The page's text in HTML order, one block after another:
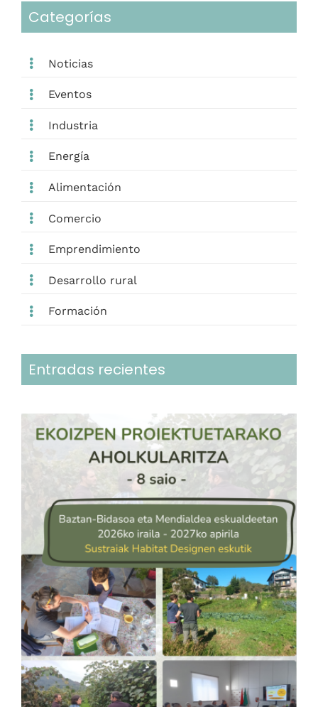
Categorías
Noticias
Eventos
Industria
Energía
Alimentación
Comercio
Emprendimiento
Desarrollo rural
Formación
Entradas recientes